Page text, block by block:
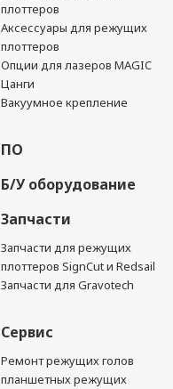
плоттеров
Аксессуары для режущих
плоттеров
Опции для лазеров MAGIC
Цанги
Вакуумное крепление
ПО
Б/У оборудование
Запчасти
Запчасти для режущих
плоттеров SignCut и Redsail
Запчасти для Gravotech
Сервис
Ремонт режущих голов
планшетных режущих